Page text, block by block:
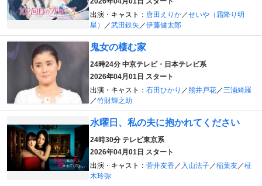
出演・キャスト： 唐田えりか／せいや（霜降り明
星）
／武田鉄矢 ／伊藤健太郎
鬼女の棲む家
24時24分 中京テレビ・日本テレビ系
2026年04月01日 スタート
出演・キャスト： 石田ひかり ／熊井戸花／三浦綺羅
／竹財輝之助
水曜日、私の夫に抱かれてください
24時30分 テレビ東京系
2026年04月01日 スタート
出演・キャスト： 菅井友香／ 入山法子／稲葉友／柾
木玲弥